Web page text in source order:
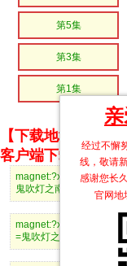
经过不懈
线，敬请
感谢您长
官网地
第5集
第3集
第1集
【下载地址】
客户端下载
鬼吹灯之南海归墟17.mp4
=鬼吹灯之南海归墟